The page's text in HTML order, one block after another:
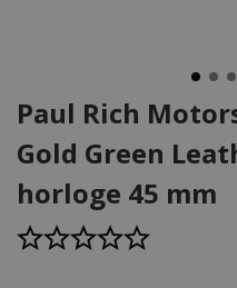
Paul Rich
Gold Green
horloge 45 mm